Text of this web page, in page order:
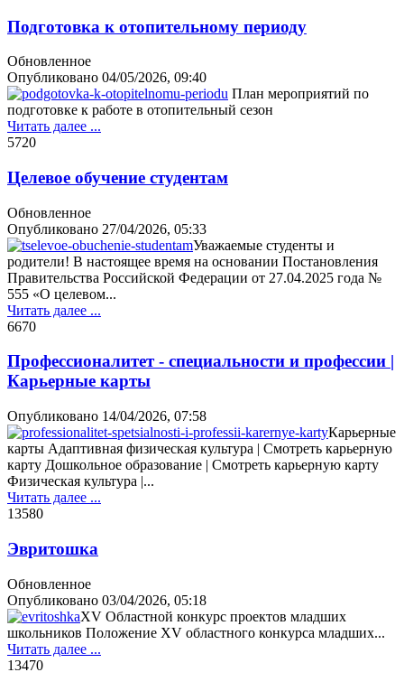
Подготовка к отопительному периоду
Обновленное
Опубликовано 04/05/2026, 09:40
План мероприятий по
подготовке к работе в отопительный сезон
Читать далее ...
5720
Целевое обучение студентам
Обновленное
Опубликовано 27/04/2026, 05:33
Уважаемые студенты и
родители! В настоящее время на основании Постановления
Правительства Российской Федерации от 27.04.2025 года №
555 «О целевом...
Читать далее ...
6670
Профессионалитет - специальности и профессии |
Карьерные карты
Опубликовано 14/04/2026, 07:58
Карьерные
карты Адаптивная физическая культура | Смотреть карьерную
карту Дошкольное образование | Смотреть карьерную карту
Физическая культура |...
Читать далее ...
13580
Эвритошка
Обновленное
Опубликовано 03/04/2026, 05:18
XV Областной конкурс проектов младших
школьников Положение XV областного конкурса младших...
Читать далее ...
13470